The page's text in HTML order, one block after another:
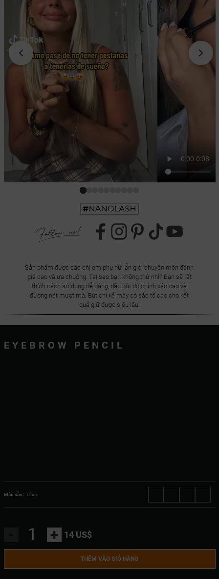
Sản phẩm được các chị em phụ nữ lẫn giới chuyên môn đánh
giá cao và ưa chuộng. Tại sao bạn không thử nhỉ? Bạn sẽ rất
thích cách sử dụng dễ dàng, đầu bút độ chính xác cao và
đường nét mượt mà. Bút chì kẻ mày có sắc tố cao cho kết
quả giữ được siêu lâu!
EYEBROW PENCIL
Màu sắc : Chọn
+ 14 US$
THÊM VÀO GIỎ HÀNG